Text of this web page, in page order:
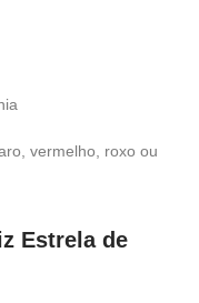
vermelho, roxo ou
Estrela de